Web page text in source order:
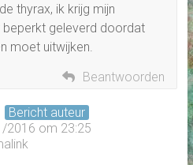
thyrax, ik krijg mijn
geleverd doordat
moet uitwijken.
Beantwoorden
Bericht auteur
2016 om 23:25